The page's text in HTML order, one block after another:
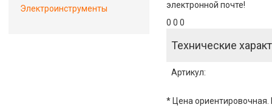
электронной почте!
0 0 0
Технические
Артикул:
* Цена ориентировочная.
Электроинструменты